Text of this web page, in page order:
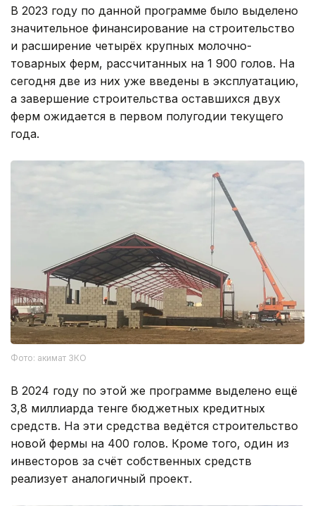
В 2023 году по данной программе было выделено
значительное финансирование на строительство
и расширение четырёх крупных молочно-
товарных ферм, рассчитанных на 1 900 голов. На
сегодня две из них уже введены в эксплуатацию,
а завершение строительства оставшихся двух
ферм ожидается в первом полугодии текущего
года.
Фото: акимат ЗКО
В 2024 году по этой же программе выделено ещё
3,8 миллиарда тенге бюджетных кредитных
средств. На эти средства ведётся строительство
новой фермы на 400 голов. Кроме того, один из
инвесторов за счёт собственных средств
реализует аналогичный проект.